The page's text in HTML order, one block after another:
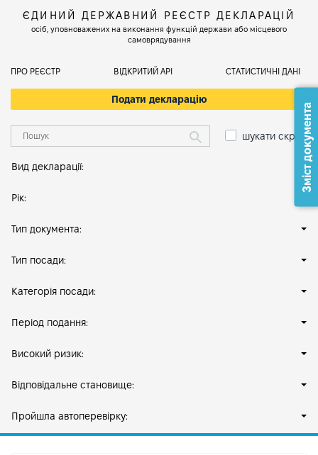
ЄДИНИЙ ДЕРЖАВНИЙ РЕЄСТР ДЕКЛАРАЦІЙ
осіб, уповноважених на виконання функцій держави або місцевого
самоврядування
ПРО РЕЄСТР ВІДКРИТИЙ АРІ СТАТИСТИЧНІ ДАНІ
Подати декларацію
шукати скрізь
Вид декларації:
Рік:
Тип документа:
Тип посади:
Категорія посади:
Період подання:
Високий ризик:
Відповідальне становище:
Пройшла автоперевірку:
Зміст документа